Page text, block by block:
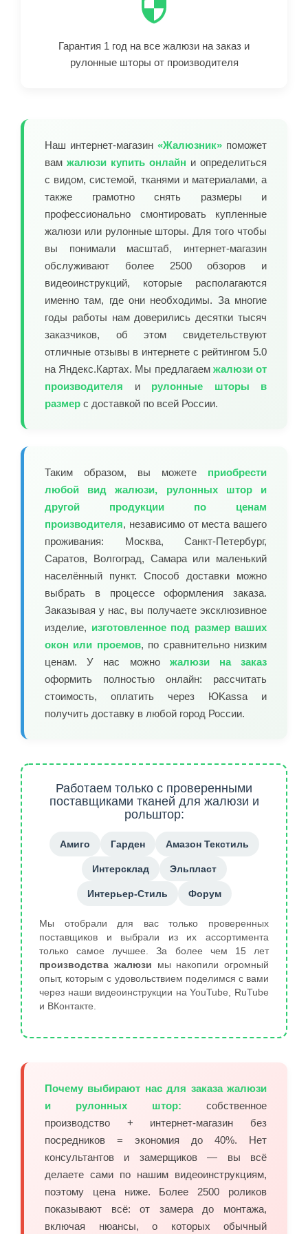
Гарантия 1 год на все жалюзи на заказ и
рулонные шторы от производителя
Наш интернет-магазин «Жалюзник» поможет
вам жалюзи купить онлайн и определиться
с видом, системой, тканями и материалами, а
также грамотно снять размеры и
профессионально смонтировать купленные
жалюзи или рулонные шторы. Для того чтобы
вы понимали масштаб, интернет-магазин
обслуживают более 2500 обзоров и
видеоинструкций, которые располагаются
именно там, где они необходимы. За многие
годы работы нам доверились десятки тысяч
заказчиков, об этом свидетельствуют
отличные отзывы в интернете с рейтингом 5.0
на Яндекс.Картах. Мы предлагаем жалюзи от
производителя и рулонные шторы в
размер с доставкой по всей России.
Таким образом, вы можете приобрести
любой вид жалюзи, рулонных штор и
другой продукции по ценам
производителя, независимо от места вашего
проживания: Москва, Санкт-Петербург,
Саратов, Волгоград, Самара или маленький
населённый пункт. Способ доставки можно
выбрать в процессе оформления заказа.
Заказывая у нас, вы получаете эксклюзивное
изделие, изготовленное под размер ваших
окон или проемов, по сравнительно низким
ценам. У нас можно жалюзи на заказ
оформить полностью онлайн: рассчитать
стоимость, оплатить через ЮKassa и
получить доставку в любой город России.
Работаем только с проверенными
поставщиками тканей для жалюзи и
рольштор:
Амиго Гарден Амазон Текстиль
Интерсклад Эльпласт
Интерьер-Стиль Форум
Мы отобрали для вас только проверенных
поставщиков и выбрали из их ассортимента
только самое лучшее. За более чем 15 лет
производства жалюзи мы накопили огромный
опыт, которым с удовольствием поделимся с вами
через наши видеоинструкции на YouTube, RuTube
и ВКонтакте.
Почему выбирают нас для заказа жалюзи
и рулонных штор: собственное
производство + интернет-магазин без
посредников = экономия до 40%. Нет
консультантов и замерщиков — вы всё
делаете сами по нашим видеоинструкциям,
поэтому цена ниже. Более 2500 роликов
показывают всё: от замера до монтажа,
включая нюансы, о которых обычный